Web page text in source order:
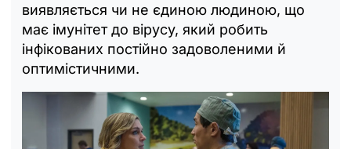
виявляється чи не єдиною людиною, що
має імунітет до вірусу, який робить
інфікованих постійно задоволеними й
оптимістичними.